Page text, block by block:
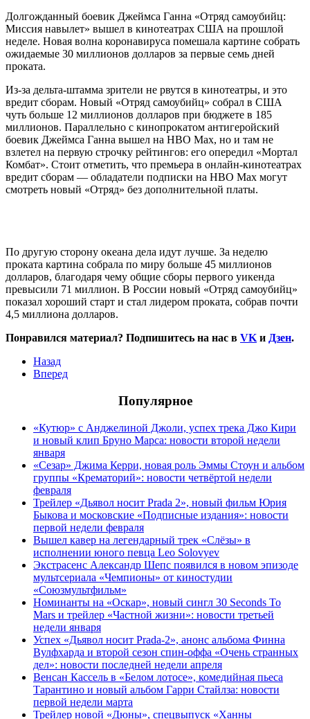
Долгожданный боевик Джеймса Ганна «Отряд самоубийц:
Миссия навылет» вышел в кинотеатрах США на прошлой
неделе. Новая волна коронавируса помешала картине собрать
ожидаемые 30 миллионов долларов за первые семь дней
проката.
Из-за дельта-штамма зрители не рвутся в кинотеатры, и это
вредит сборам. Новый «Отряд самоубийц» собрал в США
чуть больше 12 миллионов долларов при бюджете в 185
миллионов. Параллельно с кинопрокатом антигеройский
боевик Джеймса Ганна вышел на HBO Max, но и там не
взлетел на первую строчку рейтингов: его опередил «Мортал
Комбат». Стоит отметить, что премьера в онлайн-кинотеатрах
вредит сборам — обладатели подписки на HBO Max могут
смотреть новый «Отряд» без дополнительной платы.
По другую сторону океана дела идут лучше. За неделю
проката картина собрала по миру больше 45 миллионов
долларов, благодаря чему общие сборы первого уикенда
превысили 71 миллион. В России новый «Отряд самоубийц»
показал хороший старт и стал лидером проката, собрав почти
4,5 миллиона долларов.
Понравился материал? Подпишитесь на нас в VK и Дзен.
Назад
Вперед
Популярное
«Кутюр» с Анджелиной Джоли, успех трека Джо Кири
и новый клип Бруно Марса: новости второй недели
января
«Сезар» Джима Керри, новая роль Эммы Стоун и альбом
группы «Крематорий»: новости четвёртой недели
февраля
Трейлер «Дьявол носит Prada 2», новый фильм Юрия
Быкова и московские «Подписные издания»: новости
первой недели февраля
Вышел кавер на легендарный трек «Слёзы» в
исполнении юного певца Leo Solovyev
Экстрасенс Александр Шепс появился в новом эпизоде
мультсериала «Чемпионы» от киностудии
«Союзмультфильм»
Номинанты на «Оскар», новый сингл 30 Seconds To
Mars и трейлер «Частной жизни»: новости третьей
недели января
Успех «Дьявол носит Prada-2», анонс альбома Финна
Вулфхарда и второй сезон спин-оффа «Очень странных
дел»: новости последней недели апреля
Венсан Кассель в «Белом лотосе», комедийная пьеса
Тарантино и новый альбом Гарри Стайлза: новости
первой недели марта
Трейлер новой «Дюны», спецвыпуск «Ханны